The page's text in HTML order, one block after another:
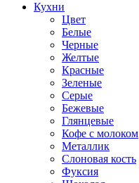
Кухни
Цвет
Белые
Черные
Желтые
Красные
Зеленые
Серые
Бежевые
Глянцевые
Кофе с молоком
Металлик
Слоновая кость
Фуксия